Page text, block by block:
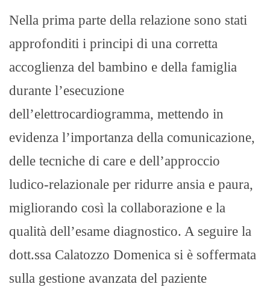
Nella prima parte della relazione sono stati
approfonditi i principi di una corretta
accoglienza del bambino e della famiglia
durante l’esecuzione
dell’elettrocardiogramma, mettendo in
evidenza l’importanza della comunicazione,
delle tecniche di care e dell’approccio
ludico-relazionale per ridurre ansia e paura,
migliorando così la collaborazione e la
qualità dell’esame diagnostico. A seguire la
dott.ssa Calatozzo Domenica si è soffermata
sulla gestione avanzata del paziente